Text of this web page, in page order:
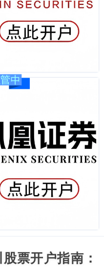
票开户指南：